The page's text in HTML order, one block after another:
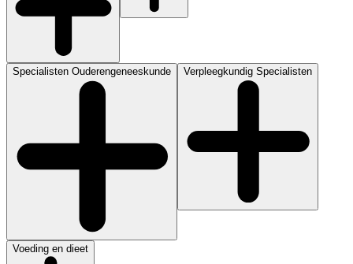
Specialisten Ouderengeneeskunde Verpleegkundig Specialisten
Voeding en dieet